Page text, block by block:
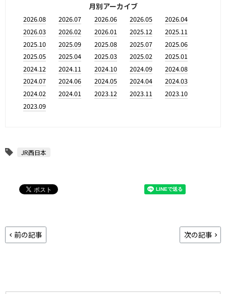
月別アーカイブ
2026.08 2026.07 2026.06 2026.05
2026.04
2026.03
2026.02 2026.01 2025.12
2025.11
2025.10
2025.09 2025.08 2025.07
2025.06
2025.05
2025.04 2025.03 2025.02
2025.01
2024.12
2024.11 2024.10 2024.09
2024.08
2024.07
2024.06 2024.05 2024.04
2024.03
2024.02
2024.01 2023.12 2023.11
2023.10
2023.09
JR西日本
前の記事 次の記事